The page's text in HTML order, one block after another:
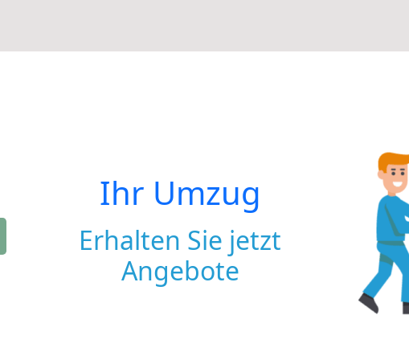
Ihr Umzug
Erhalten Sie jetzt
Angebote